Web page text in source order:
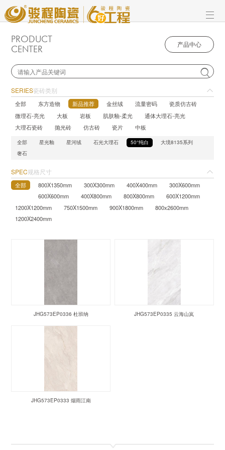
PRODUCT
CENTER
产品中心

SERIES瓷砖类别
全部 东方造物 新品推荐 金丝绒 流量密码
瓷质仿古砖
微理石-亮光
大板 岩板 肌肤釉-柔光
通体大理石-亮光
大理石瓷砖
抛光砖 仿古砖 瓷片 中板
全部 星光釉 星河绒 石光大理石 50°纯白
大境8135系列
奢石
SPEC规格尺寸
全部 800X1350mm 300X300mm 400X400mm
300X600mm
600X600mm
400X800mm 800X800mm
600X1200mm
1200X1200mm
750X1500mm 900X1800mm
800x2600mm
1200X2400mm
JHG573EP0336 杜班纳 JHG573EP0335 云海山岚
JHG573EP0333 烟雨江南